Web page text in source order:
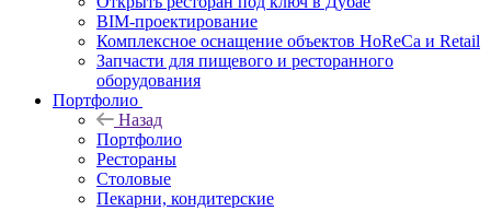
BIM-проектирование
Комплексное оснащение объектов HoReCa и Retail
Запчасти для пищевого и ресторанного
оборудования
Портфолио
Назад
Портфолио
Рестораны
Столовые
Пекарни, кондитерские